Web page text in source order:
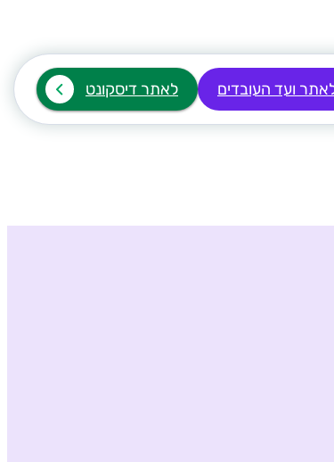
ועד העובדים לאתר דיסקונט